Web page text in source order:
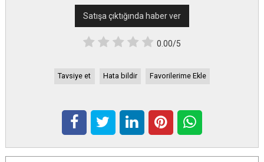
Satışa çıktığında haber ver
0.00/5
Tavsiye et Hata bildir Favorilerime Ekle